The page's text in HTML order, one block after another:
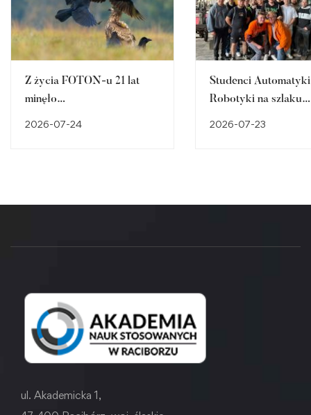
Z życia FOTON-u 21 lat
minęło…
2026-07-24
Studenci
Robotyki na szlaku
2026-07-23
ul. Akademicka 1,